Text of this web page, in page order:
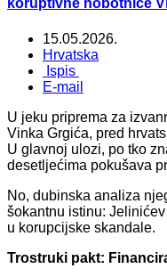
koruptivne hobotnice
15.05.2026.
Hrvatska
Ispis
E-mail
U jeku priprema za
Vinka Grgića, pred
U glavnoj ulozi, po tko
desetljećima pokušava
No, dubinska analiza
šokantnu istinu:
u korupcijske skandale.
Trostruki pakt: